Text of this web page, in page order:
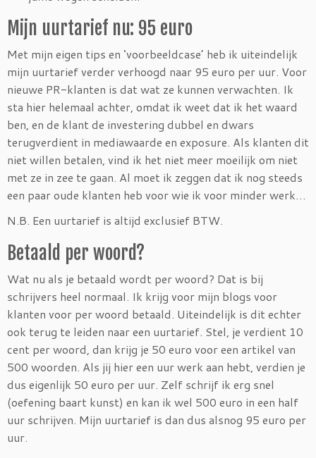
Mijn uurtarief nu: 95 euro
Met mijn eigen tips en ‘voorbeeldcase’ heb ik uiteindelijk
mijn uurtarief verder verhoogd naar 95 euro per uur. Voor
nieuwe PR-klanten is dat wat ze kunnen verwachten. Ik
sta hier helemaal achter, omdat ik weet dat ik het waard
ben, en de klant de investering dubbel en dwars
terugverdient in mediawaarde en exposure. Als klanten dit
niet willen betalen, vind ik het niet meer moeilijk om niet
met ze in zee te gaan. Al moet ik zeggen dat ik nog steeds
een paar oude klanten heb voor wie ik voor minder werk…
N.B. Een uurtarief is altijd exclusief BTW.
Betaald per woord?
Wat nu als je betaald wordt per woord? Dat is bij
schrijvers heel normaal. Ik krijg voor mijn blogs voor
klanten voor per woord betaald. Uiteindelijk is dit echter
ook terug te leiden naar een uurtarief. Stel, je verdient 10
cent per woord, dan krijg je 50 euro voor een artikel van
500 woorden. Als jij hier een uur werk aan hebt, verdien je
dus eigenlijk 50 euro per uur. Zelf schrijf ik erg snel
(oefening baart kunst) en kan ik wel 500 euro in een half
uur schrijven. Mijn uurtarief is dan dus alsnog 95 euro per
uur.